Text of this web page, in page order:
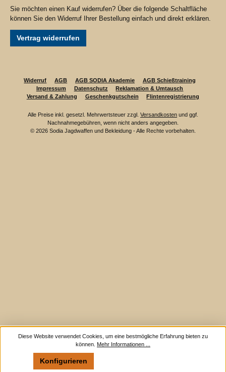
Sie möchten einen Kauf widerrufen? Über die folgende Schaltfläche
können Sie den Widerruf Ihrer Bestellung einfach und direkt erklären.
Vertrag widerrufen
Widerruf AGB AGB SODIA Akademie
AGB Schießtraining
Impressum
Datenschutz
Reklamation & Umtausch
Versand & Zahlung
Geschenkgutschein Flintenregistrierung
Alle Preise inkl. gesetzl. Mehrwertsteuer zzgl. Versandkosten und ggf.
Nachnahmegebühren, wenn nicht anders angegeben.
© 2026 Sodia Jagdwaffen und Bekleidung - Alle Rechte vorbehalten.
Diese Website verwendet Cookies, um eine bestmögliche Erfahrung bieten zu
können. Mehr Informationen ...
Konfigurieren